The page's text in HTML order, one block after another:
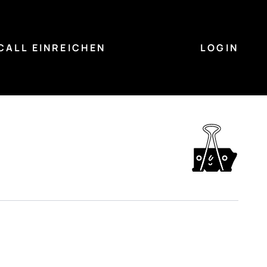
EINREICHEN LOGIN